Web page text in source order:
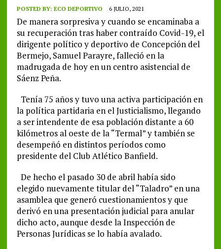
POSTED BY: ECO DEPORTIVO 6 JULIO, 2021
De manera sorpresiva y cuando se encaminaba a
su recuperación tras haber contraído Covid-19, el
dirigente político y deportivo de Concepción del
Bermejo, Samuel Parayre, falleció en la
madrugada de hoy en un centro asistencial de
Sáenz Peña.
Tenía 75 años y tuvo una activa participación en
la política partidaria en el Justicialismo, llegando
a ser intendente de esa población distante a 60
kilómetros al oeste de la “Termal” y también se
desempeñó en distintos períodos como
presidente del Club Atlético Banfield.
De hecho el pasado 30 de abril había sido
elegido nuevamente titular del “Taladro” en una
asamblea que generó cuestionamientos y que
derivó en una presentación judicial para anular
dicho acto, aunque desde la Inspección de
Personas Jurídicas se lo había avalado.